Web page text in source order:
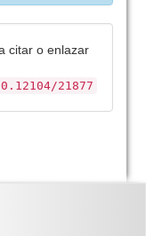
citar o enlazar
21877